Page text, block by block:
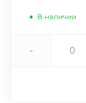
В наличии
-